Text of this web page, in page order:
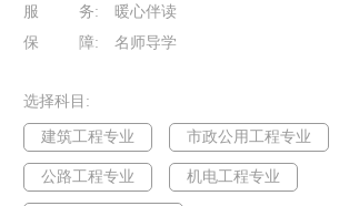
服 务:
暖心伴读
保 障:
名师导学
选择科目:
建筑工程专业 市政公用工程专业
公路工程专业 机电工程专业